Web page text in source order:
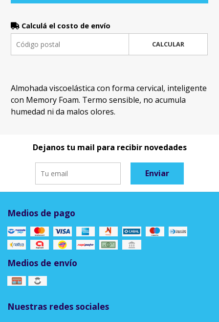
Calculá el costo de envío
CALCULAR
Almohada viscoelástica con forma cervical, inteligente
con Memory Foam. Termo sensible, no acumula
humedad ni da malos olores.
Dejanos tu mail para recibir novedades
Enviar
Medios de pago
Medios de envío
Nuestras redes sociales